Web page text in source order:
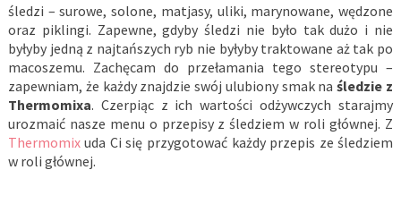
śledzi – surowe, solone, matjasy, uliki, marynowane, wędzone
oraz piklingi. Zapewne, gdyby śledzi nie było tak dużo i nie
byłyby jedną z najtańszych ryb nie byłyby traktowane aż tak po
macoszemu. Zachęcam do przełamania tego stereotypu –
zapewniam, że każdy znajdzie swój ulubiony smak naśledzie z
Thermomixa. Czerpiąc z ich wartości odżywczych starajmy
urozmaić nasze menu o przepisy z śledziem w roli głównej. Z
Thermomixuda Ci się przygotować każdy przepis ze śledziem
w roli głównej.